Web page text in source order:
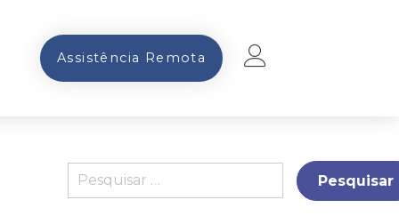
Assistência Remota